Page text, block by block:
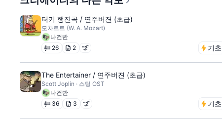
터키 행진곡 / 연주버젼 (초급)
모차르트 (W. A. Mozart)
나건반
26 2 기초
The Entertainer / 연주버젼 (초급)
Scott Joplin · 스팅 OST
나건반
36 3 기초